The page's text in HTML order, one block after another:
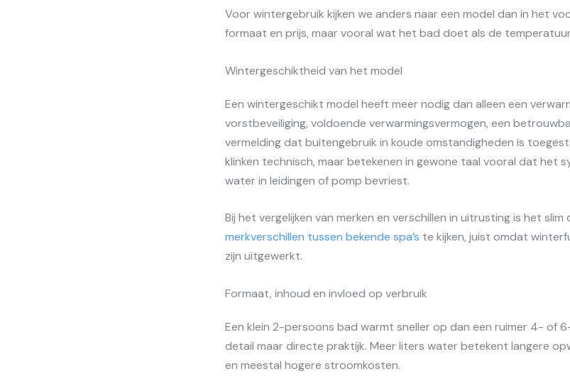
Voor wintergebruik kijken we anders naar een model dan in het
formaat en prijs, maar vooral wat het bad doet als de
Wintergeschiktheid van het model
Een wintergeschikt model heeft meer nodig dan alleen een
vorstbeveiliging, voldoende verwarmingsvermogen, een
vermelding dat buitengebruik in koude omstandigheden is
klinken technisch, maar betekenen in gewone taal vooral dat het
water in leidingen of pomp bevriest.
Bij het vergelijken van merken en verschillen in uitrusting is het slim
merkverschillen tussen bekende spa’s te kijken, juist omdat
zijn uitgewerkt.
Formaat, inhoud en invloed op verbruik
Een klein 2-persoons bad warmt sneller op dan een ruimer 4- of
detail maar directe praktijk. Meer liters water betekent langere
en meestal hogere stroomkosten.